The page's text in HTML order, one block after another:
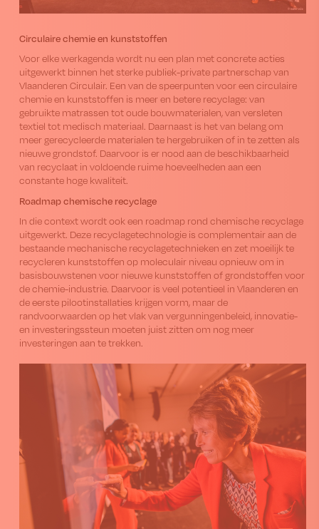
Circulaire chemie en kunststoffen
Voor elke werkagenda wordt nu een plan met concrete acties
uitgewerkt binnen het sterke publiek-private partnerschap van
Vlaanderen Circulair. Een van de speerpunten voor een circulaire
chemie en kunststoffen is meer en betere recyclage: van
gebruikte matrassen tot oude bouwmaterialen, van versleten
textiel tot medisch materiaal. Daarnaast is het van belang om
meer gerecycleerde materialen te hergebruiken of in te zetten als
nieuwe grondstof. Daarvoor is er nood aan de beschikbaarheid
van recyclaat in voldoende ruime hoeveelheden aan een
constante hoge kwaliteit.
Roadmap chemische recyclage
In die context wordt ook een roadmap rond chemische recyclage
uitgewerkt. Deze recyclagetechnologie is complementair aan de
bestaande mechanische recyclagetechnieken en zet moeilijk te
recycleren kunststoffen op moleculair niveau opnieuw om in
basisbouwstenen voor nieuwe kunststoffen of grondstoffen voor
de chemie-industrie. Daarvoor is veel potentieel in Vlaanderen en
de eerste pilootinstallaties krijgen vorm, maar de
randvoorwaarden op het vlak van vergunningenbeleid, innovatie-
en investeringssteun moeten juist zitten om nog meer
investeringen aan te trekken.